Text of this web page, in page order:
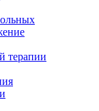
терапии